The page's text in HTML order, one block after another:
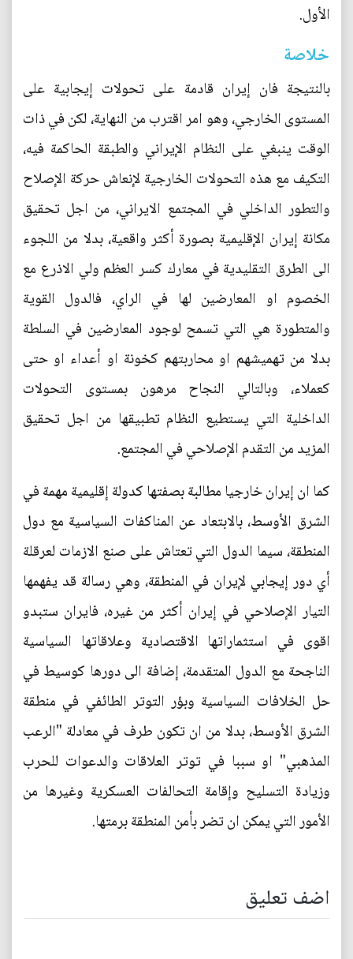
الأول.
خلاصة
بالنتيجة فان إيران قادمة على تحولات إيجابية على
المستوى الخارجي، وهو امر اقترب من النهاية، لكن في ذات
الوقت ينبغي على النظام الإيراني والطبقة الحاكمة فيه،
التكيف مع هذه التحولات الخارجية لإنعاش حركة الإصلاح
والتطور الداخلي في المجتمع الايراني، من اجل تحقيق
مكانة إيران الإقليمية بصورة أكثر واقعية، بدلا من اللجوء
الى الطرق التقليدية في معارك كسر العظم ولي الاذرع مع
الخصوم او المعارضين لها في الراي، فالدول القوية
والمتطورة هي التي تسمح لوجود المعارضين في السلطة
بدلا من تهميشهم او محاربتهم كخونة او أعداء او حتى
كعملاء، وبالتالي النجاح مرهون بمستوى التحولات
الداخلية التي يستطيع النظام تطبيقها من اجل تحقيق
المزيد من التقدم الإصلاحي في المجتمع.
كما ان إيران خارجيا مطالبة بصفتها كدولة إقليمية مهمة في
الشرق الأوسط، بالابتعاد عن المناكفات السياسية مع دول
المنطقة، سيما الدول التي تعتاش على صنع الازمات لعرقلة
أي دور إيجابي لإيران في المنطقة، وهي رسالة قد يفهمها
التيار الإصلاحي في إيران أكثر من غيره، فايران ستبدو
اقوى في استثماراتها الاقتصادية وعلاقاتها السياسية
الناجحة مع الدول المتقدمة، إضافة الى دورها كوسيط في
حل الخلافات السياسية وبؤر التوتر الطائفي في منطقة
الشرق الأوسط، بدلا من ان تكون طرف في معادلة "الرعب
المذهبي" او سببا في توتر العلاقات والدعوات للحرب
وزيادة التسليح وإقامة التحالفات العسكرية وغيرها من
الأمور التي يمكن ان تضر بأمن المنطقة برمتها.
اضف تعليق